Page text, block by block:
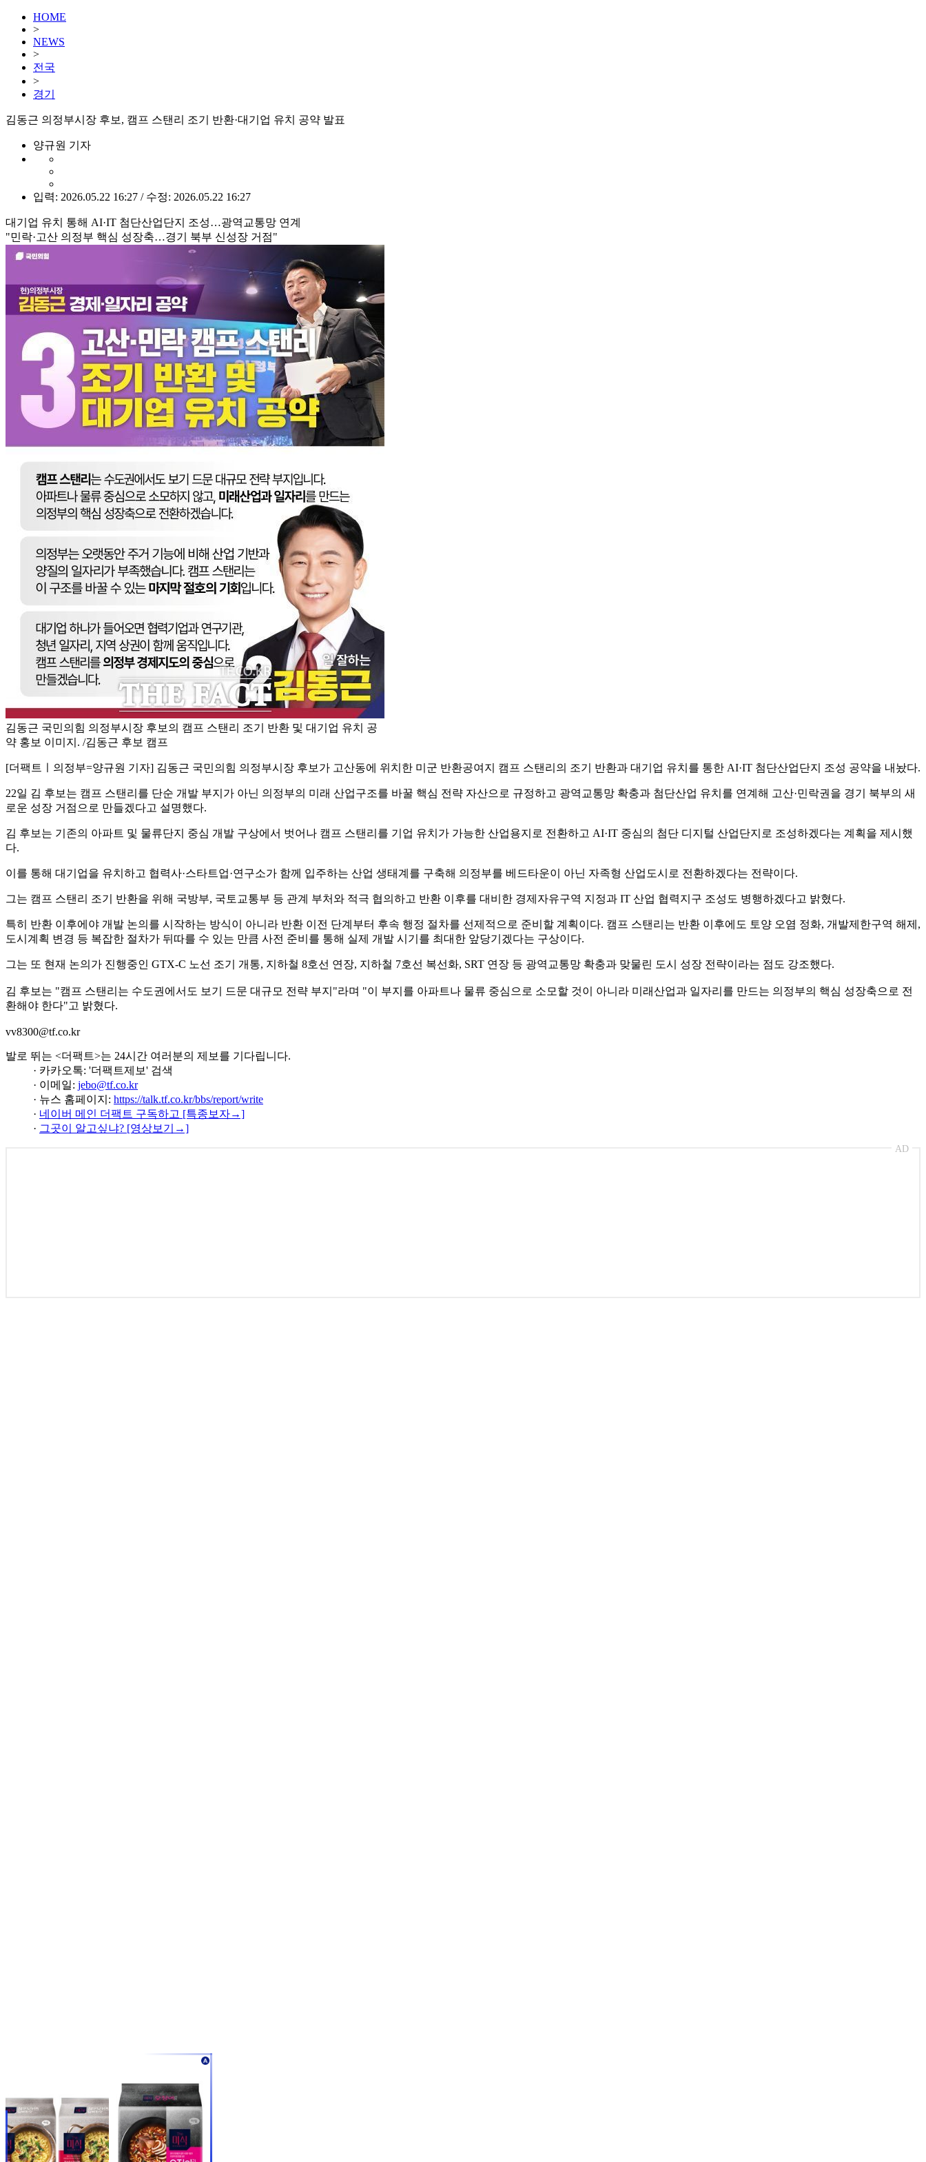
HOME
>
NEWS
>
전국
>
경기
김동근 의정부시장 후보, 캠프 스탠리 조기 반환·대기업 유치 공약 발표
양규원 기자
입력: 2026.05.22 16:27 / 수정: 2026.05.22 16:27
대기업 유치 통해 AI·IT 첨단산업단지 조성…광역교통망 연계
"민락·고산 의정부 핵심 성장축…경기 북부 신성장 거점"
김동근 국민의힘 의정부시장 후보의 캠프 스탠리 조기 반환 및 대기업 유치 공
약 홍보 이미지. /김동근 후보 캠프
[더팩트ㅣ의정부=양규원 기자] 김동근 국민의힘 의정부시장 후보가 고산동에 위치한 미군 반환공여지 캠프 스탠리의 조기 반환과 대기업 유치를 통한 AI·IT 첨단산업단지 조성 공약을 내놨다.
22일 김 후보는 캠프 스탠리를 단순 개발 부지가 아닌 의정부의 미래 산업구조를 바꿀 핵심 전략 자산으로 규정하고 광역교통망 확충과 첨단산업 유치를 연계해 고산·민락권을 경기 북부의 새
로운 성장 거점으로 만들겠다고 설명했다.
김 후보는 기존의 아파트 및 물류단지 중심 개발 구상에서 벗어나 캠프 스탠리를 기업 유치가 가능한 산업용지로 전환하고 AI·IT 중심의 첨단 디지털 산업단지로 조성하겠다는 계획을 제시했
다.
이를 통해 대기업을 유치하고 협력사·스타트업·연구소가 함께 입주하는 산업 생태계를 구축해 의정부를 베드타운이 아닌 자족형 산업도시로 전환하겠다는 전략이다.
그는 캠프 스탠리 조기 반환을 위해 국방부, 국토교통부 등 관계 부처와 적극 협의하고 반환 이후를 대비한 경제자유구역 지정과 IT 산업 협력지구 조성도 병행하겠다고 밝혔다.
특히 반환 이후에야 개발 논의를 시작하는 방식이 아니라 반환 이전 단계부터 후속 행정 절차를 선제적으로 준비할 계획이다. 캠프 스탠리는 반환 이후에도 토양 오염 정화, 개발제한구역 해제,
도시계획 변경 등 복잡한 절차가 뒤따를 수 있는 만큼 사전 준비를 통해 실제 개발 시기를 최대한 앞당기겠다는 구상이다.
그는 또 현재 논의가 진행중인 GTX-C 노선 조기 개통, 지하철 8호선 연장, 지하철 7호선 복선화, SRT 연장 등 광역교통망 확충과 맞물린 도시 성장 전략이라는 점도 강조했다.
김 후보는 "캠프 스탠리는 수도권에서도 보기 드문 대규모 전략 부지"라며 "이 부지를 아파트나 물류 중심으로 소모할 것이 아니라 미래산업과 일자리를 만드는 의정부의 핵심 성장축으로 전
환해야 한다"고 밝혔다.
vv8300@tf.co.kr
발로 뛰는 <더팩트>는 24시간 여러분의 제보를 기다립니다.
· 카카오톡: '더팩트제보' 검색
· 이메일: jebo@tf.co.kr
· 뉴스 홈페이지: https://talk.tf.co.kr/bbs/report/write
· 네이버 메인 더팩트 구독하고 [특종보자→]
· 그곳이 알고싶냐? [영상보기→]
AD